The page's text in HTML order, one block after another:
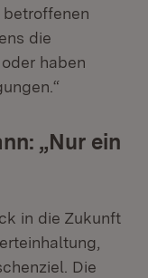
die
haben
„Nur ein
in die Zukunft
Die